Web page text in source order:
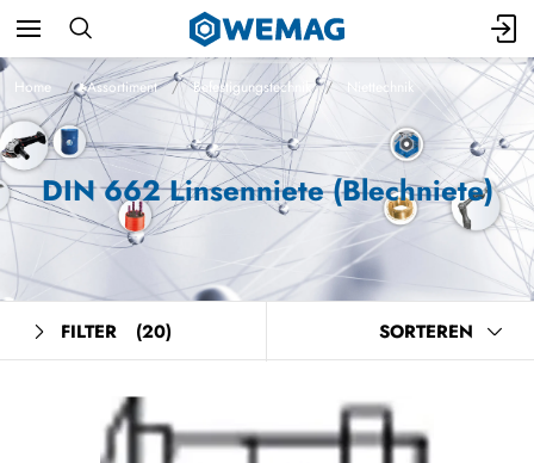
Home Assortiment Befestigungstechnik Niettechnik
DIN 662 Linsenniete (Blechniete)
FILTER (20) SORTEREN